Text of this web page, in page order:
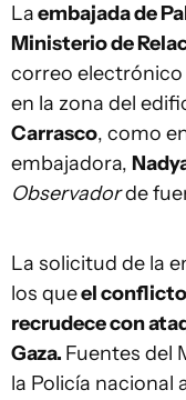
Laembajada de
Ministerio de
correo
en la zona del
Carrasco, como
embajadora,
Observadorde
La solicitud de la
los queel conflicto
recrudece con
Gaza. Fuentes del
la Policía nacional